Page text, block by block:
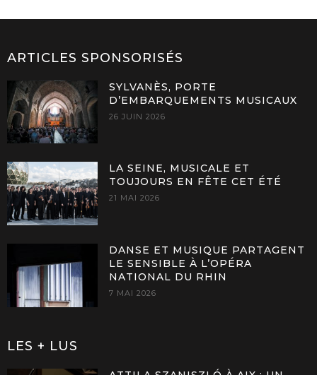
ARTICLES SPONSORISÉS
SYLVANÈS, PORTE
D’EMBARQUEMENTS MUSICAUX
26 JUIN 2026
LA SEINE, MUSICALE ET
TOUJOURS EN FÊTE CET ÉTÉ
21 MAI 2026
DANSE ET MUSIQUE PARTAGENT
LE SENSIBLE À L’OPÉRA
NATIONAL DU RHIN
7 MAI 2026
LES + LUS